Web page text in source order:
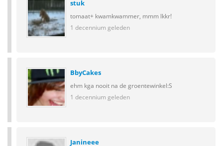
stuk
tomaat+ kwamkwammer, mmm lkkr!
1 decennium geleden
BbyCakes
ehm kga nooit na de groentewinkel:S
1 decennium geleden
Janineee